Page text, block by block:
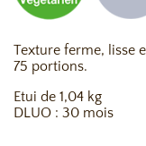
Texture ferme, lisse
75 portions.
Etui de 1,04 kg
DLUO : 30 mois